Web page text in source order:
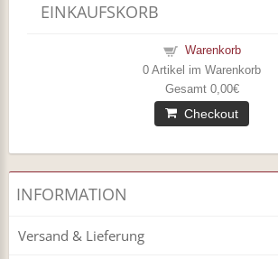
EINKAUFSKORB
Warenkorb
0 Artikel im Warenkorb
Gesamt 0,00€
Checkout
INFORMATION
Versand & Lieferung